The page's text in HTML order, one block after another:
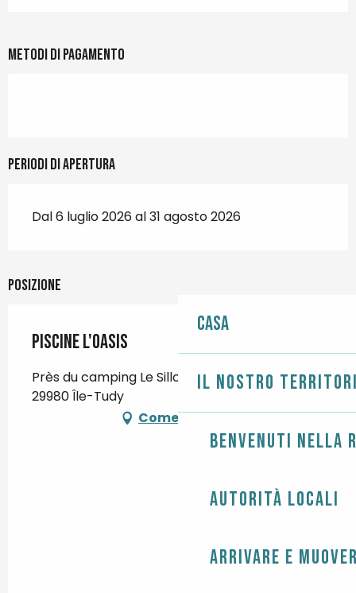
Casa
Il nostro
Benvenuti nella
Autorità locali
Arrivare e
Metodi di pagamento
Periodi di apertura
Dal 6 luglio 2026 al 31 agosto 2026
Posizione
Piscine l'Oasis
Près du camping Le Sillon, Avenue de la Plage,
29980 Île-Tudy
Come arrivare